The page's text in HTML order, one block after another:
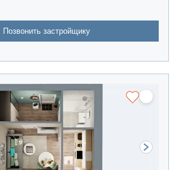
Позвонить застройщику